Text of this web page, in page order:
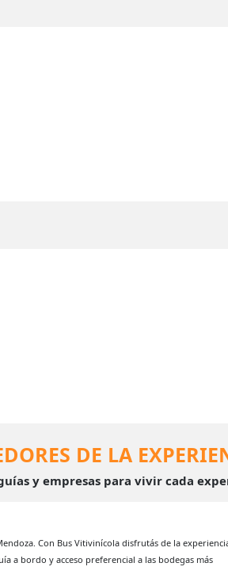
DE LA
y empresas para vivir cada
Con Bus Vitivinícola disfrutás de la
a bordo y acceso preferencial a las bodegas más